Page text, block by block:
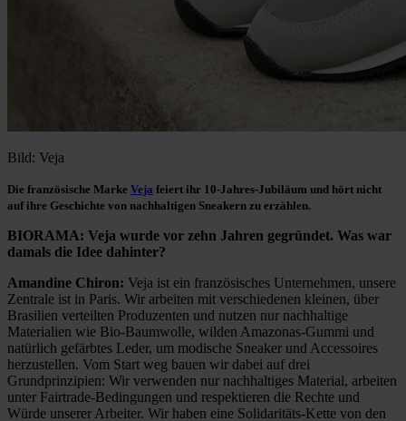
Bild: Veja
Die französische Marke Veja feiert ihr 10-Jahres-Jubiläum und hört nicht
auf ihre Geschichte von nachhaltigen Sneakern zu erzählen.
BIORAMA: Veja wurde vor zehn Jahren gegründet. Was war
damals die Idee dahinter?
Amandine Chiron: Veja ist ein französisches Unternehmen, unsere
Zentrale ist in Paris. Wir arbeiten mit verschiedenen kleinen, über
Brasilien verteilten Produzenten und nutzen nur nachhaltige
Materialien wie Bio-Baumwolle, wilden Amazonas-Gummi und
natürlich gefärbtes Leder, um modische Sneaker und Accessoires
herzustellen. Vom Start weg bauen wir dabei auf drei
Grundprinzipien: Wir verwenden nur nachhaltiges Material, arbeiten
unter Fairtrade-Bedingungen und respektieren die Rechte und
Würde unserer Arbeiter. Wir haben eine Solidaritäts-Kette von den